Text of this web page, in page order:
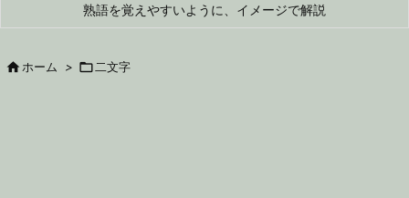
熟語を覚えやすいように、イメージで解説

 ホーム >  二文字